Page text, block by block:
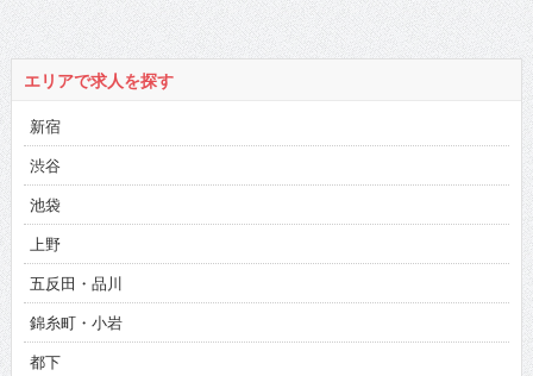
エリアで求人を探す
新宿
渋谷
池袋
上野
五反田・品川
錦糸町・小岩
都下